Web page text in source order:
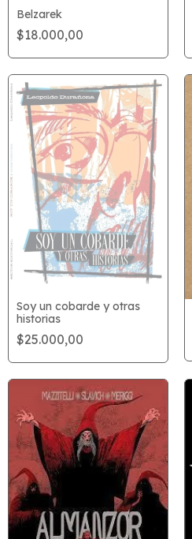
Belzarek
$18.000,00
Soy un cobarde y otras
historias
$25.000,00